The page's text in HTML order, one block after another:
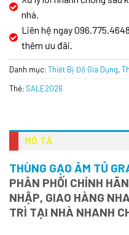
nhà.
Liên hệ ngay
thêm ưu đãi.
Danh mục: Thiết Bị Đồ Gia Dụng,
Thẻ: SALE2026
MÔ TẢ
THÙNG GẠO ÂM TỦ
PHÂN PHỐI CHÍNH
NHẬP, GIAO HÀNG
TRÌ TẠI NHÀ NHANH